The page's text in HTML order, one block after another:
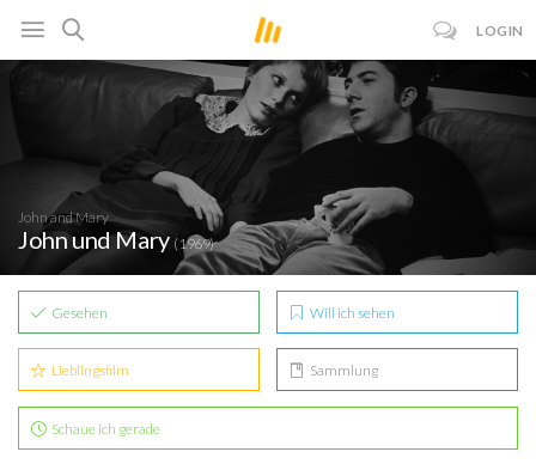
LOGIN
John and Mary
John und Mary (1969)
Gesehen Will ich sehen
Lieblingsfilm Sammlung
Schaue ich gerade